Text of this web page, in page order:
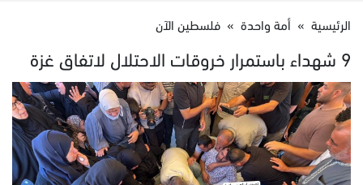
الرئيسية » أمة واحدة » فلسطين الآن
9 شهداء باستمرار خروقات الاحتلال لاتفاق غزة